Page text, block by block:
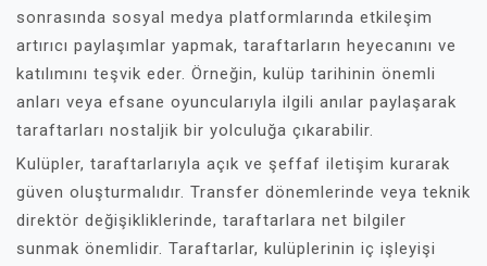
sonrasında sosyal medya platformlarında etkileşim
artırıcı paylaşımlar yapmak, taraftarların heyecanını ve
katılımını teşvik eder. Örneğin, kulüp tarihinin önemli
anları veya efsane oyuncularıyla ilgili anılar paylaşarak
taraftarları nostaljik bir yolculuğa çıkarabilir.
Kulüpler, taraftarlarıyla açık ve şeffaf iletişim kurarak
güven oluşturmalıdır. Transfer dönemlerinde veya teknik
direktör değişikliklerinde, taraftarlara net bilgiler
sunmak önemlidir. Taraftarlar, kulüplerinin iç işleyişi